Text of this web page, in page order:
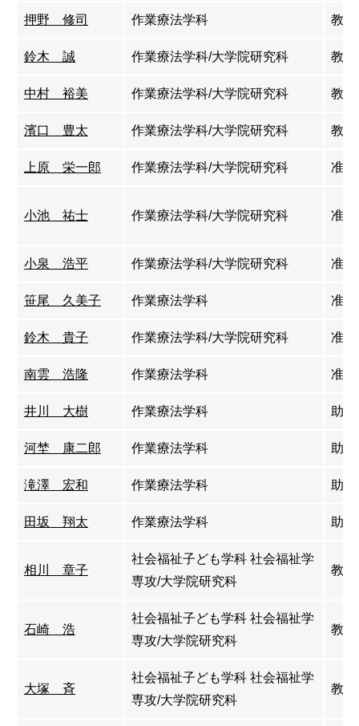
押野 修司 作業療法学科 教授
鈴木 誠 作業療法学科/大学院研究科 教授
中村 裕美 作業療法学科/大学院研究科 教授
濱口 豊太 作業療法学科/大学院研究科 教授
上原 栄一郎 作業療法学科/大学院研究科 准教
小池 祐士 作業療法学科/大学院研究科 准教
小泉 浩平 作業療法学科/大学院研究科 准教
笹尾 久美子 作業療法学科 准教
鈴木 貴子 作業療法学科/大学院研究科 准教
南雲 浩隆 作業療法学科 准教
井川 大樹 作業療法学科 助教
河埜 康二郎 作業療法学科 助教
滝澤 宏和 作業療法学科 助教
田坂 翔太 作業療法学科 助教
相川 章子
社会福祉子ども学科 社会福祉学
専攻/大学院研究科
教授
石崎 浩
社会福祉子ども学科 社会福祉学
専攻/大学院研究科
教授
大塚 斉
社会福祉子ども学科 社会福祉学
専攻/大学院研究科
教授